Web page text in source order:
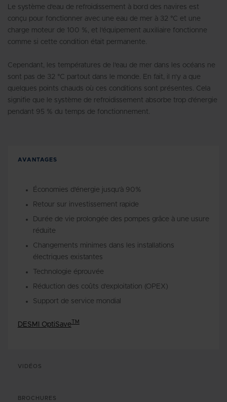
Le système d'eau de refroidissement à bord des navires est
conçu pour fonctionner avec une eau de mer à 32 °C et une
charge moteur de 100 %, et l'équipement auxiliaire fonctionne
comme si cette condition était permanente.
Cependant, les températures de l'eau de mer dans les océans ne
sont pas de 32 °C partout dans le monde. En fait, il n'y a que
quelques points chauds où ces conditions sont présentes. Cela
signifie que le système de refroidissement absorbe trop d'énergie
pendant 95 % du temps de fonctionnement.
AVANTAGES
Économies d'énergie jusqu'à 90%
Retour sur investissement rapide
Durée de vie prolongée des pompes grâce à une usure
réduite
Changements minimes dans les installations
électriques existantes
Technologie éprouvée
Réduction des coûts d'exploitation (OPEX)
Support de service mondial
DESMI OptiSave TM
VIDÉOS
BROCHURES